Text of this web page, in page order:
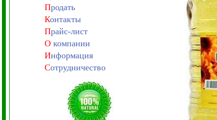
Продать
Контакты
Прайс-лист
Окомпании
Информация
Сотрудничество